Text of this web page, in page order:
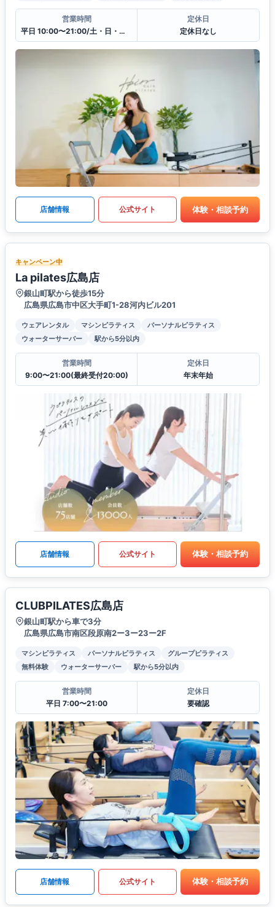
営業時間
平日 10:00〜21:00/土・日・祝10:00〜19:00
定休日
定休日なし
店舗情報 公式サイト 体験・相談予約
キャンペーン中
La pilates広島店
銀山町駅から徒歩15分
広島県広島市中区大手町1-28河内ビル201
ウェアレンタル マシンピラティス
パーソナルピラティス
ウォーターサーバー
駅から5分以内
営業時間
9:00〜21:00(最終受付20:00)
定休日
年末年始
店舗情報 公式サイト 体験・相談予約
CLUBPILATES広島店
銀山町駅から車で3分
広島県広島市南区段原南2ー3ー23ー2F
マシンピラティス パーソナルピラティス
グループピラティス
無料体験
ウォーターサーバー 駅から5分以内
営業時間
平日 7:00〜21:00
定休日
要確認
店舗情報 公式サイト 体験・相談予約